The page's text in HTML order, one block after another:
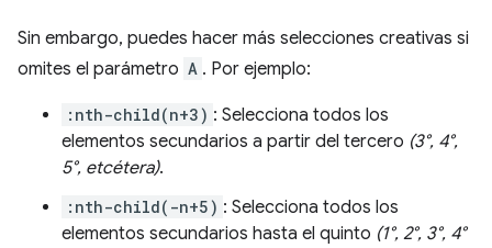
Sin embargo, puedes hacer más selecciones creativas si
omites el parámetro A . Por ejemplo:
:nth-child(n+3) : Selecciona todos los
elementos secundarios a partir del tercero (3°, 4°,
5°, etcétera).
:nth-child(-n+5) : Selecciona todos los
elementos secundarios hasta el quinto (1°, 2°, 3°, 4°